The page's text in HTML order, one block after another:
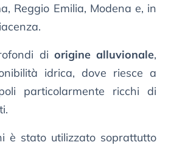
Reggio Emilia, Modena e, in
di origine alluvionale,
idrica, dove riesce a
particolarmente ricchi di
è stato utilizzato soprattutto